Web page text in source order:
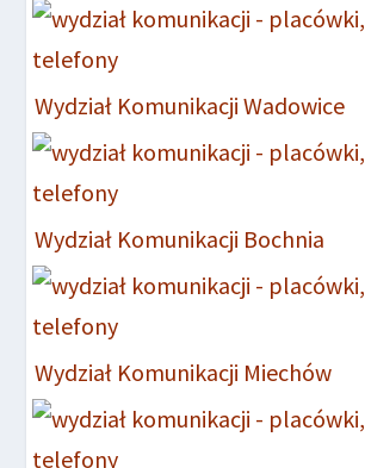
Wydział Komunikacji Wadowice
Wydział Komunikacji Bochnia
Wydział Komunikacji Miechów